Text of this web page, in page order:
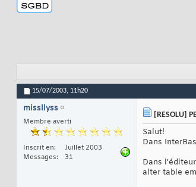
15/07/2003, 11h20
missllyss
Membre averti
Inscrit en
Juillet 2003
Messages
31
[RESOLU]
Salut!
Dans
Dans
alter table